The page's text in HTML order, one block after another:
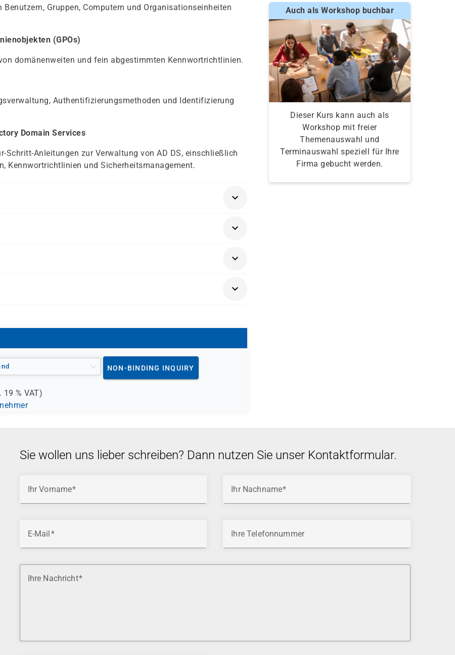
Gruppen, Computern und Organisationseinheiten
(GPOs)
domänenweiten und fein abgestimmten Kennwortrichtlinien.
Authentifizierungsmethoden und Identifizierung
Domain Services
Anleitungen zur Verwaltung von AD DS, einschließlich
Kennwortrichtlinien und Sicherheitsmanagement.
Services verwalten möchten
NON-BINDING INQUIRY
19 % VAT)
Auch als Workshop buchbar
Dieser Kurs kann auch als
Workshop mit freier
Themenauswahl und
Terminauswahl speziell für Ihre
Firma gebucht werden.
Sie wollen uns lieber schreiben? Dann nutzen Sie unser Kontaktformular.
Ihr Vorname Ihr Nachname
E-Mail Ihre Telefonnummer
Ihre Nachricht